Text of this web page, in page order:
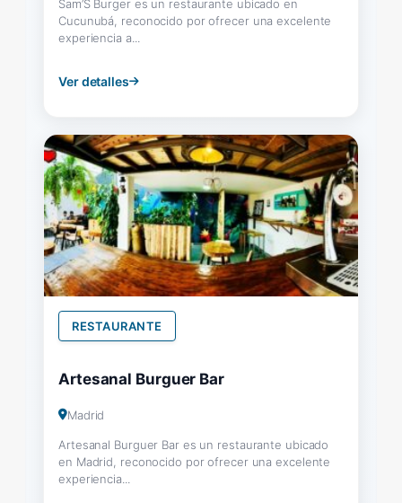
Sam’S Burger es un restaurante ubicado en
Cucunubá, reconocido por ofrecer una excelente
experiencia a...
Ver detalles
RESTAURANTE
Artesanal Burguer Bar
Madrid
Artesanal Burguer Bar es un restaurante ubicado
en Madrid, reconocido por ofrecer una excelente
experiencia...